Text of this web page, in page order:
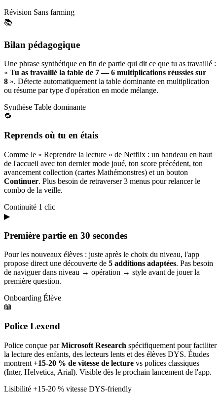
Révision Sans farming
📚
Bilan pédagogique
Une phrase synthétique en fin de partie qui dit ce que tu as travaillé :
« Tu as travaillé la table de 7 — 6 multiplications réussies sur
8 ». Détecte automatiquement la table dominante en multiplication
ou résume par type d'opération en mode mélange.
Synthèse Table dominante
🔁
Reprends où tu en étais
Comme le « Reprendre la lecture » de Netflix : un bandeau en haut
de l'accueil avec ton dernier mode joué, ton score précédent, ton
avancement collection (cartes Mathémonstres) et un bouton
Continuer. Plus besoin de retraverser 3 menus pour relancer le
combo de la veille.
Continuité 1 clic
▶
Première partie en 30 secondes
Pour les nouveaux élèves : juste après le choix du niveau, l'app
propose direct une découverte de 5 additions adaptées. Pas besoin
de naviguer dans niveau → opération → style avant de jouer la
première question.
Onboarding Élève
📖
Police Lexend
Police conçue parMicrosoft Research spécifiquement pour faciliter
la lecture des enfants, des lecteurs lents et des élèves DYS. Études
montrent +15-20 % de vitesse de lecture vs polices classiques
(Inter, Helvetica, Arial). Visible dès le prochain lancement de l'app.
Lisibilité +15-20 % vitesse DYS-friendly